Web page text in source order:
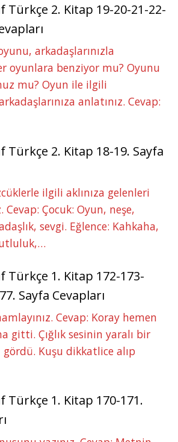
Türkçe 2. Kitap 19-20-21-22-
arkadaşlarınızla
oyunlara benziyor mu? Oyunu
mu? Oyun ile ilgili
anlatınız. Cevap:
Türkçe 2. Kitap 18-19. Sayfa
ilgili aklınıza gelenleri
Cevap: Çocuk: Oyun, neşe,
sevgi. Eğlence: Kahkaha,
Türkçe 1. Kitap 172-173-
Sayfa Cevapları
Cevap: Koray hemen
gitti. Çığlık sesinin yaralı bir
Kuşu dikkatlice alıp
Türkçe 1. Kitap 170-171.